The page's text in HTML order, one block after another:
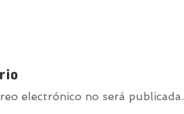
electrónico no será publicada.